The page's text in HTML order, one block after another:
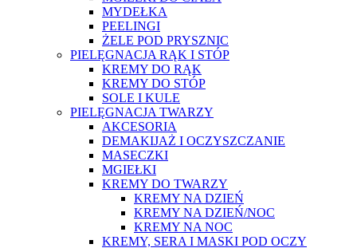
MYDEŁKA
PEELINGI
ŻELE POD PRYSZNIC
PIELĘGNACJA RĄK I STÓP
KREMY DO RĄK
KREMY DO STÓP
SOLE I KULE
PIELĘGNACJA TWARZY
AKCESORIA
DEMAKIJAŻ I OCZYSZCZANIE
MASECZKI
MGIEŁKI
KREMY DO TWARZY
KREMY NA DZIEŃ
KREMY NA DZIEŃ/NOC
KREMY NA NOC
KREMY, SERA I MASKI POD OCZY